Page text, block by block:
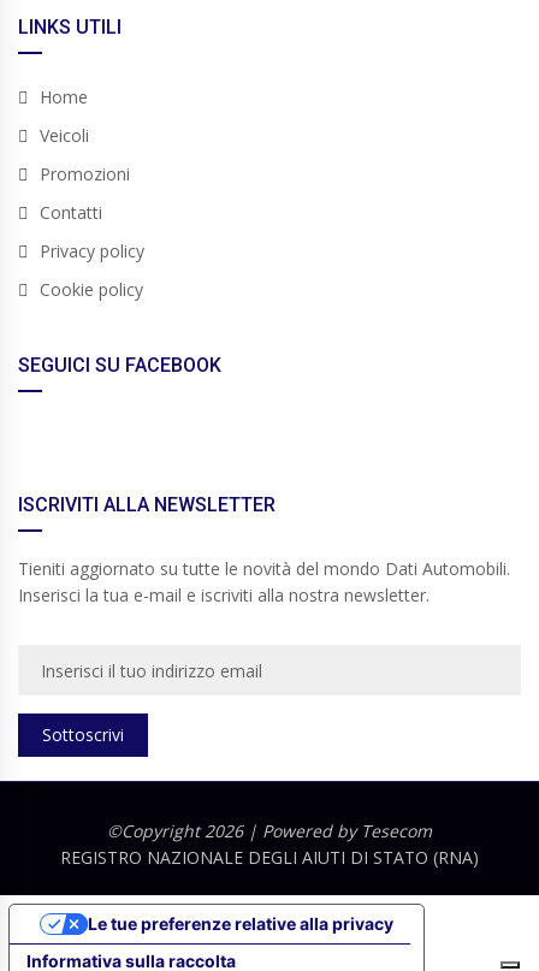
LINKS UTILI
Home
Veicoli
Promozioni
Contatti
Privacy policy
Cookie policy
SEGUICI SU FACEBOOK
ISCRIVITI ALLA NEWSLETTER
Tieniti aggiornato su tutte le novità del mondo Dati Automobili.
Inserisci la tua e-mail e iscriviti alla nostra newsletter.
Sottoscrivi
©Copyright 2026 | Powered by Tesecom
REGISTRO NAZIONALE DEGLI AIUTI DI STATO (RNA)
Informativa sulla raccolta
Le tue preferenze relative alla privacy